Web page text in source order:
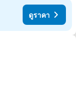
ดูราคา
โปรด